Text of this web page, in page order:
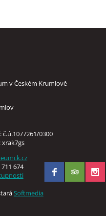
v Českém Krumlově
0300
xrak7gs
674
Softmedia